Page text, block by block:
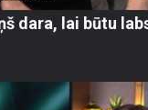
dara, lai būtu